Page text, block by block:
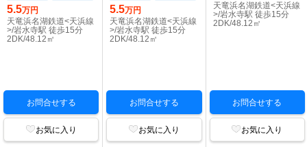
5.5万円
天竜浜名湖鉄道<天浜線
>/岩水寺駅 徒歩15分
2DK/48.12㎡
お問合せする
お気に入り
5.5万円
天竜浜名湖鉄道<天浜線
>/岩水寺駅 徒歩15分
2DK/48.12㎡
お問合せする
お気に入り
天竜浜名湖鉄道<天浜線
>/岩水寺駅 徒歩15分
2DK/48.12㎡
お問合せする
お気に入り